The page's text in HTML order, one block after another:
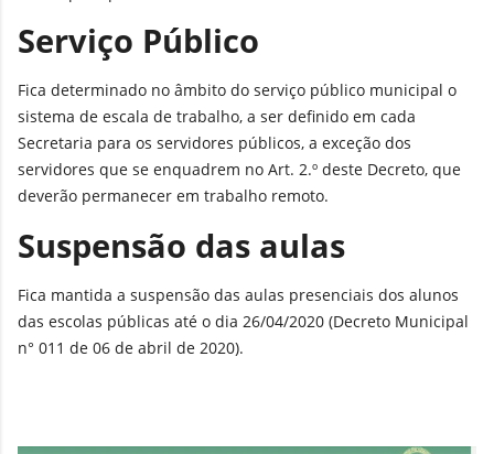
Serviço Público
Fica determinado no âmbito do serviço público municipal o
sistema de escala de trabalho, a ser definido em cada
Secretaria para os servidores públicos, a exceção dos
servidores que se enquadrem no Art. 2.º deste Decreto, que
deverão permanecer em trabalho remoto.
Suspensão das aulas
Fica mantida a suspensão das aulas presenciais dos alunos
das escolas públicas até o dia 26/04/2020 (Decreto Municipal
n° 011 de 06 de abril de 2020).